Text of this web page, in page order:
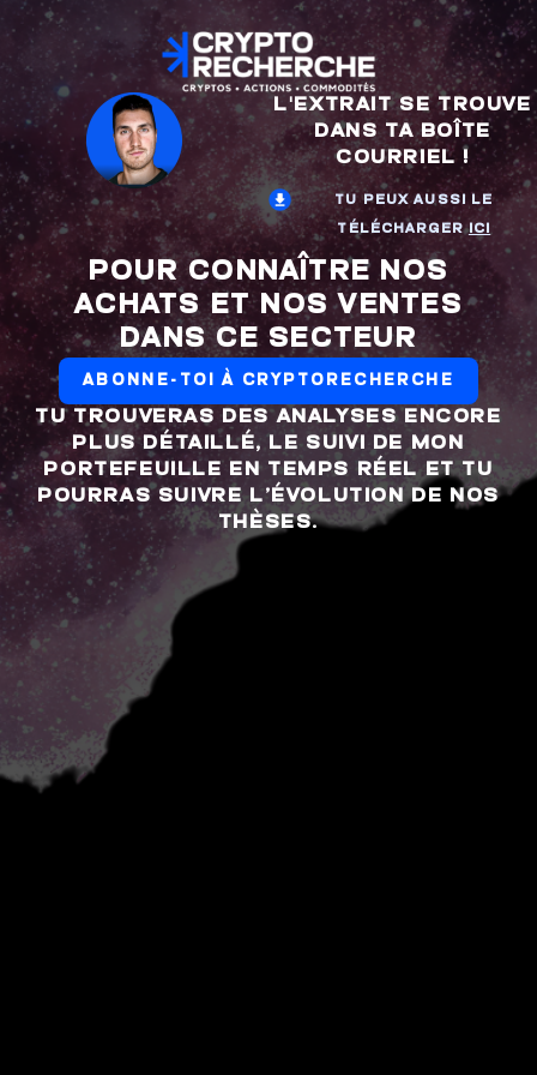
L'EXTRAIT SE TROUVE
DANS TA BOÎTE
COURRIEL !
TU PEUX AUSSI LE
TÉLÉCHARGERICI
POUR CONNAÎTRE NOS
ACHATS ET NOS VENTES
DANS CE SECTEUR
ABONNE-TOI À CRYPTORECHERCHE
TU TROUVERAS DES ANALYSES ENCORE
PLUS DÉTAILLÉ, LE SUIVI DE MON
PORTEFEUILLE EN TEMPS RÉEL ET TU
POURRAS SUIVRE L’ÉVOLUTION DE NOS
THÈSES.